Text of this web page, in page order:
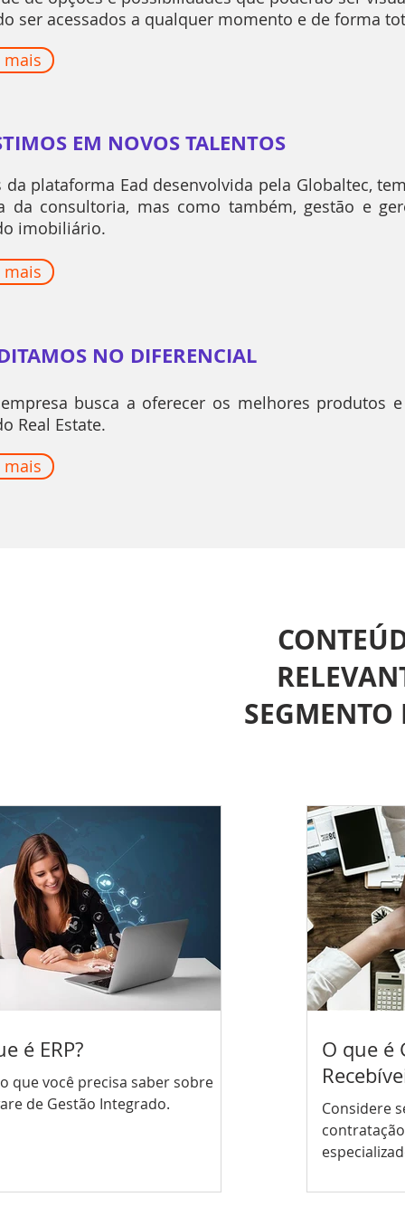
ser acessados a qualquer momento e de forma
mais
EM NOVOS TALENTOS
da plataforma Ead desenvolvida pela Globaltec,
da consultoria, mas como também, gestão e
imobiliário.
mais
NO DIFERENCIAL
busca a oferecer os melhores produtos
Real Estate.
mais
é ERP?
que você precisa saber sobre
de Gestão Integrado.
O que é
Considere